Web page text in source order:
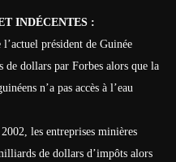
INDÉCENTES :
président de Guinée
dollars par Forbes alors que la
n’a pas accès à l’eau
les entreprises minières
de dollars d’impôts alors